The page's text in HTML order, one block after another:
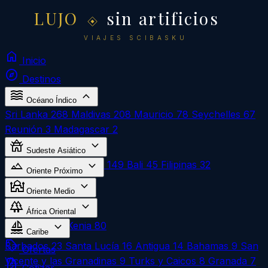
LUJO sin artificios
VIAJES SCIBASKU
home Inicio
explore Destinos
waves Océano Índico expand_more
Sri Lanka 268 Maldivas 208 Mauricio 78 Seychelles 67
Reunión 3 Madagascar 2
temple_buddhist Sudeste Asiático expand_more
Vietnam 270 Tailandia 149 Bali 45 Filipinas 32
landscape Oriente Próximo expand_more
Egipto
mosque Oriente Medio expand_more
Omán 1
forest África Oriental expand_more
Zanzíbar 183 Kenia 80
sailing Caribe expand_more
Barbados 23 Santa Lucía 16 Antigua 14 Bahamas 9 San
Vicente y las Granadinas 9 Turks y Caicos 8 Granada 7
local_offer Ofertas
request_quote